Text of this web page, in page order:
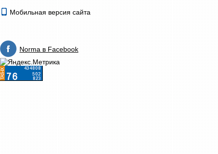
Мобильная версия сайта
Norma в Facebook